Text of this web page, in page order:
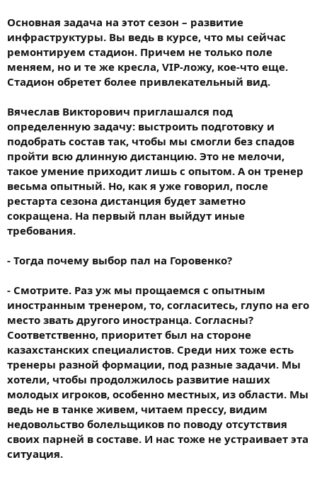
Основная задача на этот сезон – развитие
инфраструктуры. Вы ведь в курсе, что мы сейчас
ремонтируем стадион. Причем не только поле
меняем, но и те же кресла, VIP-ложу, кое-что еще.
Стадион обретет более привлекательный вид.
Вячеслав Викторович приглашался под
определенную задачу: выстроить подготовку и
подобрать состав так, чтобы мы смогли без спадов
пройти всю длинную дистанцию. Это не мелочи,
такое умение приходит лишь с опытом. А он тренер
весьма опытный. Но, как я уже говорил, после
рестарта сезона дистанция будет заметно
сокращена. На первый план выйдут иные
требования.
- Тогда почему выбор пал на Горовенко?
- Смотрите. Раз уж мы прощаемся с опытным
иностранным тренером, то, согласитесь, глупо на его
место звать другого иностранца. Согласны?
Соответственно, приоритет был на стороне
казахстанских специалистов. Среди них тоже есть
тренеры разной формации, под разные задачи. Мы
хотели, чтобы продолжилось развитие наших
молодых игроков, особенно местных, из области. Мы
ведь не в танке живем, читаем прессу, видим
недовольство болельщиков по поводу отсутствия
своих парней в составе. И нас тоже не устраивает эта
ситуация.